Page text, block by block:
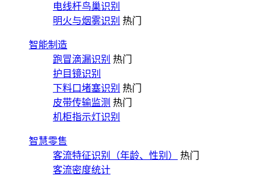
电线杆鸟巢识别
明火与烟雾识别 热门
智能制造
跑冒滴漏识别 热门
护目镜识别
下料口堵塞识别 热门
皮带传输监测 热门
机柜指示灯识别
智慧零售
客流特征识别（年龄、性别）
热门
客流密度统计